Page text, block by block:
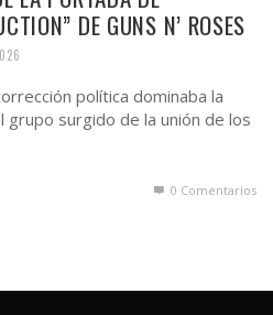
DE GUNS N’ ROSES
política dominaba la
grupo surgido de la unión de los
0 Comentarios